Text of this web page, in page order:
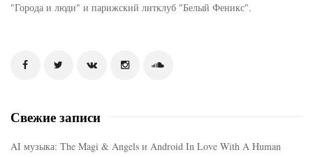
"Города и люди" и парижский литклуб "Белый Феникс".
Свежие записи
AI музыка: The Magi & Angels и Android In Love With A Human